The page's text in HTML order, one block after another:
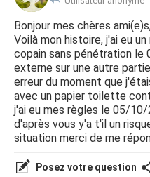
Bonjour mes chères
Voilà mon histoire, j'ai eu
copain sans pénétration
externe sur une autre
erreur du moment que
avec un papier toilette
j'ai eu mes règles le 05/
d'après vous y'a t'il un
situation merci de me
Posez votre question